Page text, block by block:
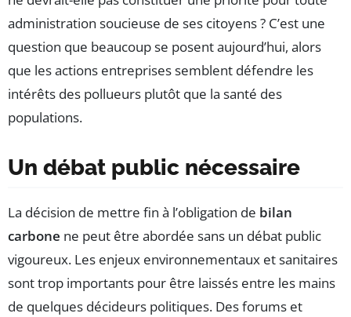
administration soucieuse de ses citoyens ? C’est une
question que beaucoup se posent aujourd’hui, alors
que les actions entreprises semblent défendre les
intérêts des pollueurs plutôt que la santé des
populations.
Un débat public nécessaire
La décision de mettre fin à l’obligation de bilan
carbone ne peut être abordée sans un débat public
vigoureux. Les enjeux environnementaux et sanitaires
sont trop importants pour être laissés entre les mains
de quelques décideurs politiques. Des forums et